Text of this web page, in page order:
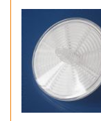
Balení:
Dostupnost: